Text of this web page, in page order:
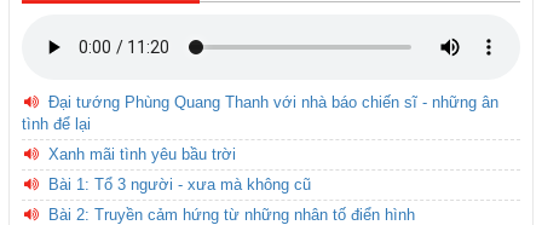
Đại tướng Phùng Quang Thanh với nhà báo chiến sĩ - những ân
tình để lại
Xanh mãi tình yêu bầu trời
Bài 1: Tổ 3 người - xưa mà không cũ
Bài 2: Truyền cảm hứng từ những nhân tố điển hình